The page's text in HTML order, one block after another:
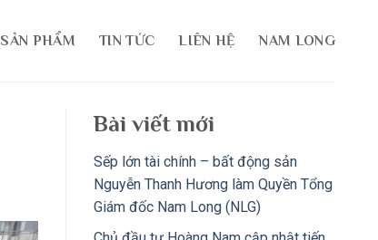
SẢN PHẨM TIN TỨC LIÊN HỆ NAM LONG
Bài viết mới
Sếp lớn tài chính – bất động sản
Nguyễn Thanh Hương làm Quyền Tổng
Giám đốc Nam Long (NLG)